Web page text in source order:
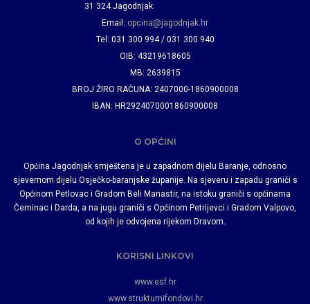
31 324 Jagodnjak
Email: opcina@jagodnjak.hr
Tel: 031 300 994 / 031 300 940
OIB: 43219618605
MB: 2639815
BROJ ŽIRO RAČUNA: 2407000-1860900008
IBAN: HR2924070001860900008
O OPĆINI
Općina Jagodnjak smještena je u zapadnom dijelu Baranje, odnosno
sjevernom dijelu Osječko-baranjske županije. Na sjeveru i zapadu graniči s
Općinom Petlovac i Gradom Beli Manastir, na istoku graniči s općinama
Čeminac i Darda, a na jugu graniči s Općinom Petrijevci i Gradom Valpovo,
od kojih je odvojena rijekom Dravom.
KORISNI LINKOVI
www.esf.hr
www.strukturnifondovi.hr